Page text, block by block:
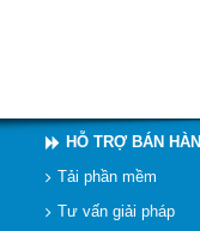
HỖ TRỢ BÁN
Tải phần mềm
Tư vấn giải pháp